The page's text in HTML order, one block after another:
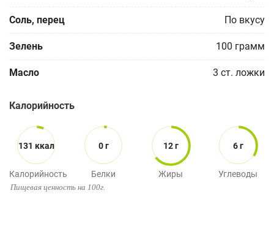
Соль, перец По вкусу
Зелень 100 грамм
Масло 3 ст. ложки
Калорийность
131 ккал
Калорийность
0 г
Белки
12 г
Жиры
6 г
Углеводы
Пищевая ценность на 100г.